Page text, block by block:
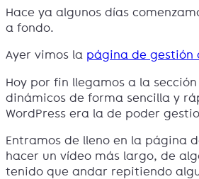
Hace ya algunos días
a fondo.
Ayer vimos la página de gestión
Hoy por fin llegamos a la
dinámicos de forma sencilla y
WordPress era la de poder
Entramos de lleno en la página
hacer un vídeo más largo, de
tenido que andar repitiendo